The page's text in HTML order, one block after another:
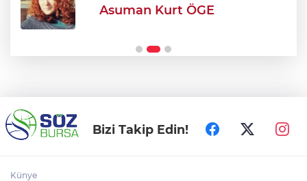
Bursa Festivali’nde 'Cimri' rüzgarı: Tam
Asuman Kurt ÖGE
Bizi Takip Edin!
Künye